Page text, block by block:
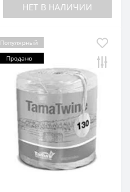
НЕТ В НАЛИЧИИ
Популярный
Продано